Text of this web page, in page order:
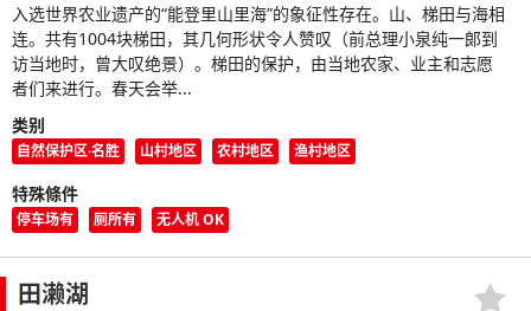
入选世界农业遗产的“能登里山里海”的象征性存在。山、梯田与海相
连。共有1004块梯田，其几何形状令人赞叹（前总理小泉纯一郎到
访当地时，曾大叹绝景）。梯田的保护，由当地农家、业主和志愿
者们来进行。春天会举...
类别
自然保护区·名胜 山村地区 农村地区 渔村地区
特殊條件
停车场有 厕所有 无人机 OK
田濑湖